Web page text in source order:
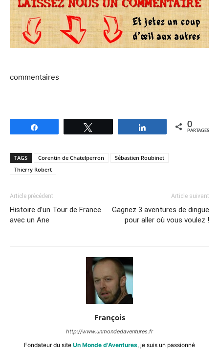
commentaires
Partagez 0
PARTAGES
TAGS Corentin de Chatelperron
Sébastien Roubinet
Thierry Robert
Article précédent
Histoire d’un Tour de France
avec un Ane
Article suivant
Gagnez 3 aventures de dingue
pour aller où vous voulez !
François
http://www.unmondedaventures.fr
Fondateur du site Un Monde d'Aventures, je suis un passionné